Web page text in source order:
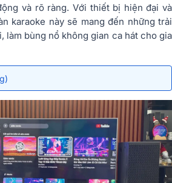
và rõ ràng. Với thiết bị hiện đại và
karaoke này sẽ mang đến những trải
làm bùng nổ không gian ca hát cho gia